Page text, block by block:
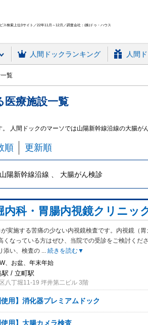
検索上位3サイト／22年11月～12月／調査会社：(株)ドゥ・ハウス
人間ドックランキング 人間
覧
医療施設一覧
人間ドックのマーソでは山陽新幹線沿線の大腸が
順 更新順
山陽新幹線沿線 、 大腸がん検診
内科・胃腸内視鏡クリニッ
実施する苦痛の少ない内視鏡検査です。内視鏡（
くなっている方はぜひ、当院での受診をご検討くださ
添い、検査の ... 続きを読む▼
、お盆、年末年始
駅 / 立町駅
八丁堀11-19 坪井第二ビル 3階
用】消化器プレミアムドック
用】大腸カメラ検査